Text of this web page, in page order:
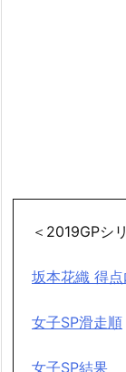
＜2019GPシ
坂本花織 得
女子SP滑走順
女子SP結果